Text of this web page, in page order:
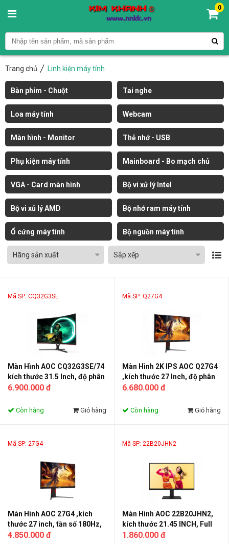
0
Trang chủ Linh kiện máy tính
Bàn phím - Chuột Tai nghe
Loa máy tính Webcam
Màn hình - Monitor Thẻ nhớ - USB
Phụ kiện máy tính Mainboard - Bo mạch chủ
VGA - Card màn hình Bộ vi xử lý Intel
Bộ vi xủ lý AMD Bộ nhớ ram máy tính
Ổ cứng máy tính Bộ nguồn máy tính
Hãng sản xuất Sắp xếp
Mã SP: CQ32G3SE
Màn Hình AOC CQ32G3SE/74
kích thước 31.5 Inch, độ phân
giải 2K, 165 Hz
6.900.000 đ
Còn hàng Giỏ hàng
Mã SP: Q27G4
Màn Hình 2K IPS AOC Q27G4
,kích thước 27 Inch, độ phân
giải QHD 2K,tần số 180Hz
6.680.000 đ
Còn hàng Giỏ hàng
Mã SP: 27G4
Màn Hình AOC 27G4 ,kích
thước 27 inch, tần số 180Hz,
tấm nền IPS
4.850.000 đ
Mã SP: 22B20JHN2
Màn Hình AOC 22B20JHN2,
kích thước 21.45 INCH, Full
HD,100HZ,1MS,HDMI + VGA
1.860.000 đ